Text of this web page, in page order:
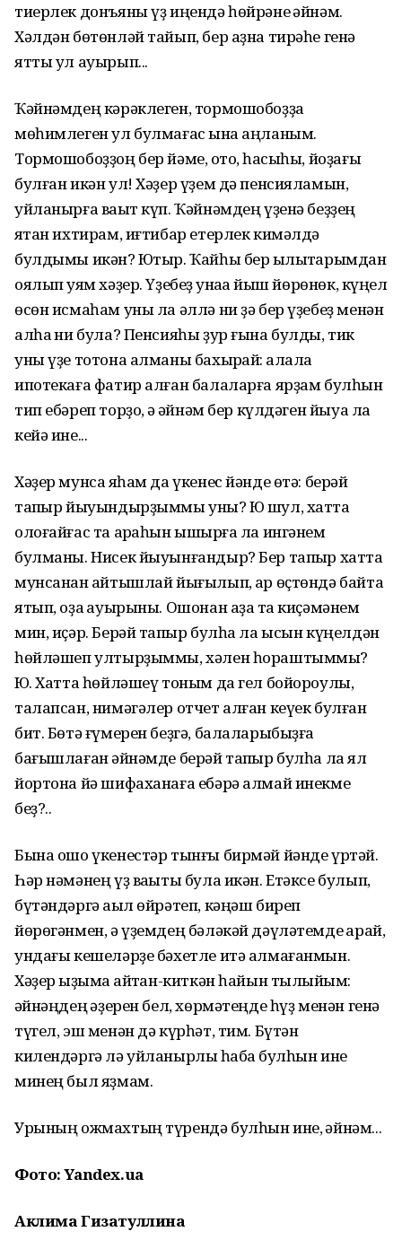
тиерлек донъяны үҙ иңендә һөйрәне ҡәйнәм.
Хәлдән бөтөнләй тайып, бер аҙна тирәһе генә
ятты ул ауырып...
Ҡәйнәмдең кәрәклеген, тормошобоҙҙа
мөһимлеген ул булмағас ҡына аңланым.
Тормошобоҙҙоң бер йәме, ҡото, һаҡсыһы, йоҙағы
булған икән ул! Хәҙер үҙем дә пенсияламын,
уйланырға ваҡыт күп. Ҡәйнәмдең үҙенә беҙҙең
яҡтан ихтирам, иғтибар етерлек кимәлдә
булдымы икән? Юҡтыр. Ҡайһы бер ҡылыҡтарымдан
оялып ҡуям хәҙер. Үҙебеҙ ҡунаҡҡа йыш йөрөнөк, күңел
өсөн исмаһам уны ла әллә ни ҙә бер үҙебеҙ менән
алһаҡ ни була? Пенсияһы ҙур ғына булды, тик
уны үҙе тотона алманы бахырҡай: ҡалала
ипотекаға фатир алған балаларға ярҙам булһын
тип ебәреп торҙоҡ, ә ҡәйнәм бер күлдәген йыуа ла
кейә ине...
Хәҙер мунса яҡһам да үкенес йәнде өтә: берәй
тапҡыр йыуындырҙыммы уны? Юҡ шул, хатта
олоғайғас та арҡаһын ышҡырға ла ингәнем
булманы. Нисек йыуынғандыр? Бер тапҡыр хатта
мунсанан ҡайтышлай йығылып, ҡар өҫтөндә байтаҡ
ятып, оҙаҡ ауырыны. Ошонан аҙаҡ та киҫәмәнем
мин, иҫәр. Берәй тапҡыр булһа ла ысын күңелдән
һөйләшеп ултырҙыммы, хәлен һораштыммы?
Юҡ. Хатта һөйләшеү тоным да гел бойороулы,
талапсан, нимәгәлер отчет алған кеүек булған
бит. Бөтә ғүмерен беҙгә, балаларыбыҙға
бағышлаған ҡәйнәмде берәй тапҡыр булһа ла ял
йортона йә шифаханаға ебәрә алмай инекме
беҙ?..
Бына ошо үкенестәр тынғы бирмәй йәнде үртәй.
Һәр нәмәнең үҙ ваҡыты була икән. Етәксе булып,
бүтәндәргә аҡыл өйрәтеп, кәңәш биреп
йөрөгәнмен, ә үҙемдең бәләкәй дәүләтемде ҡарай,
ундағы кешеләрҙе бәхетле итә алмағанмын.
Хәҙер ҡыҙыма ҡайтҡан-киткән һайын тылҡыйым:
ҡәйнәңдең ҡәҙерен бел, хөрмәтеңде һүҙ менән генә
түгел, эш менән дә күрһәт, тим. Бүтән
килендәргә лә уйланырлыҡ һабаҡ булһын ине
минең был яҙмам.
Урының ожмахтың түрендә булһын ине, ҡәйнәм...
Фото: Yandex.ua
Аклима Гизатуллина